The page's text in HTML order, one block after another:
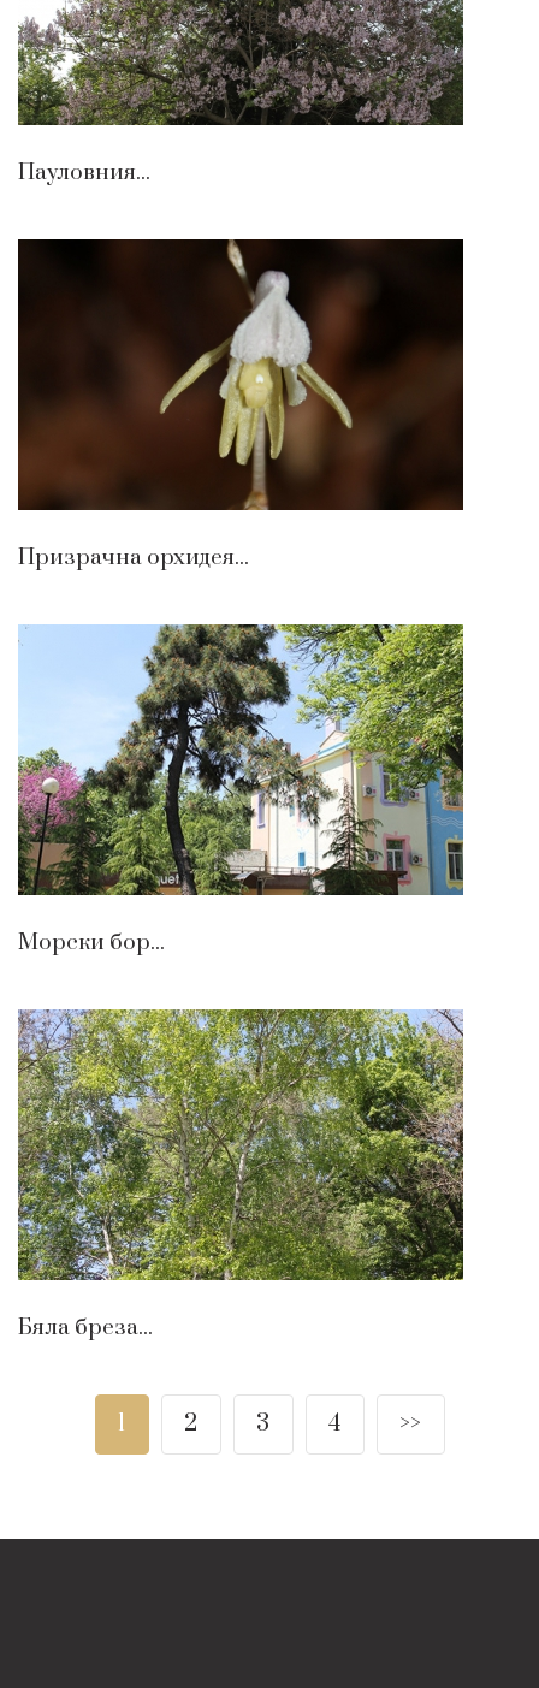
Пауловния...
Призрачна орхидея...
Морски бор...
Бяла бреза...
1 2 3 4 >>